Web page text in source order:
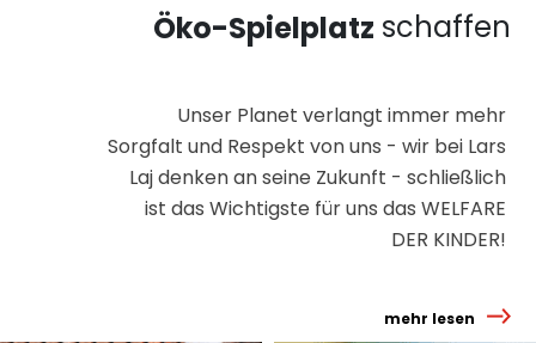
Öko-Spielplatz schaffen
Unser Planet verlangt immer mehr
Sorgfalt und Respekt von uns - wir bei Lars
Laj denken an seine Zukunft - schließlich
ist das Wichtigste für uns das WELFARE
DER KINDER!
mehr lesen